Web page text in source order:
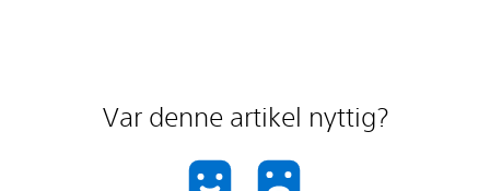
Var denne artikel nyttig?